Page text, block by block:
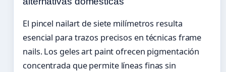
El pincel nailart de siete milímetros resulta
esencial para trazos precisos en técnicas frame
nails. Los geles art paint ofrecen pigmentación
concentrada que permite líneas finas sin